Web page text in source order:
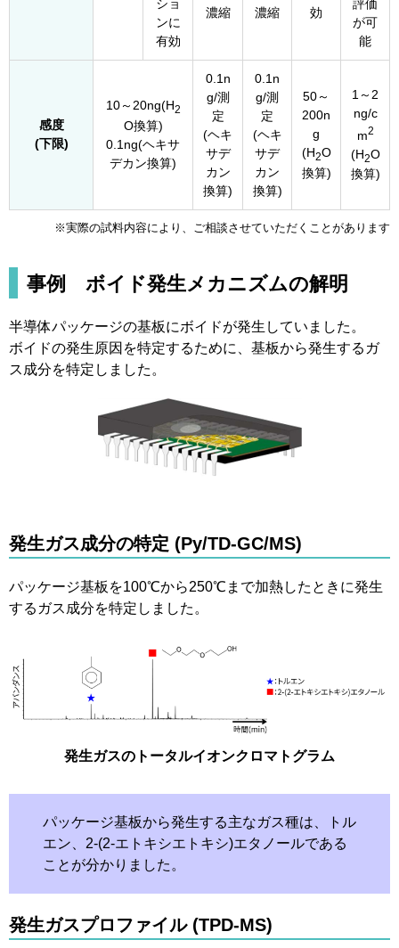
ショ
ンに
有効
濃縮
濃縮
効
評価
が可
能
感度
(下限)
10～20ng(H2
O換算)
0.1ng(ヘキサ
デカン換算)
0.1n
g/測
定
(ヘキ
サデ
カン
換算)
0.1n
g/測
定
(ヘキ
サデ
カン
換算)
50～
200n
g
(H2O
換算)
1～2
ng/c
m2
(H2O
換算)
※実際の試料内容により、ご相談させていただくことがあります
事例 ボイド発生メカニズムの解明
半導体パッケージの基板にボイドが発生していました。
ボイドの発生原因を特定するために、基板から発生するガ
ス成分を特定しました。
発生ガス成分の特定 (Py/TD-GC/MS)
パッケージ基板を100℃から250℃まで加熱したときに発生
するガス成分を特定しました。
発生ガスのトータルイオンクロマトグラム
パッケージ基板から発生する主なガス種は、トル
エン、2-(2-エトキシエトキシ)エタノールである
ことが分かりました。
発生ガスプロファイル (TPD-MS)